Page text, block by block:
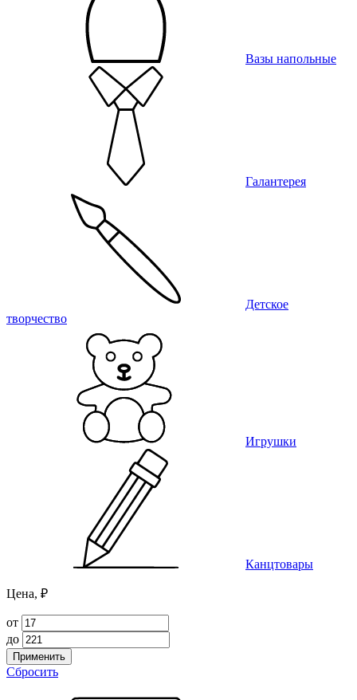
Вазы напольные
Галантерея
Детское
творчество
Игрушки
Канцтовары
Цена, ₽
от
до
Применить
Сбросить